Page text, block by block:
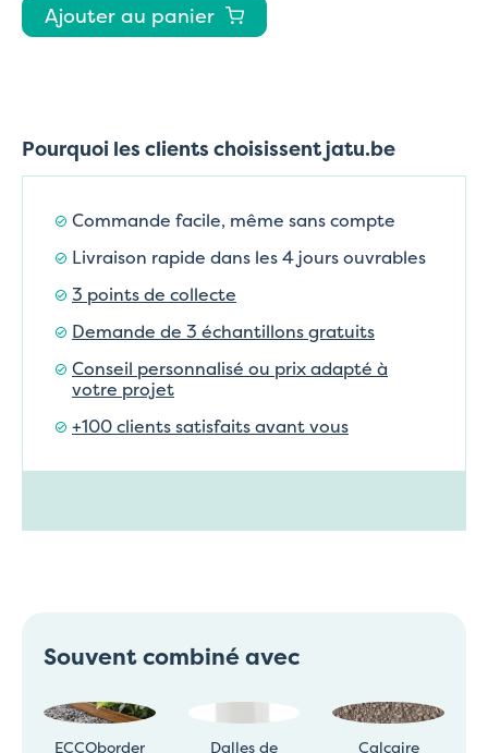
Ajouter au panier
Pourquoi les clients choisissent jatu.be
Commande facile, même sans compte
Livraison rapide dans les 4 jours ouvrables
3 points de collecte
Demande de 3 échantillons gratuits
Conseil personnalisé ou prix adapté à
votre projet
+100 clients satisfaits avant vous
Souvent combiné avec
ECCOborder Dalles de Calcaire